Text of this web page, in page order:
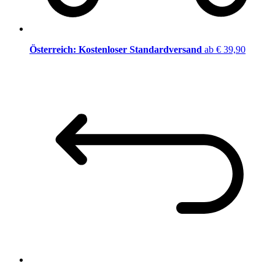
Österreich: Kostenloser Standardversand ab € 39,90